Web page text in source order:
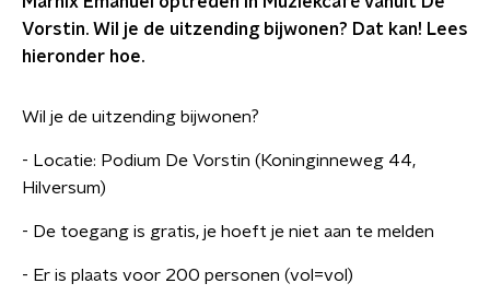
Vorstin. Wil je de uitzending bijwonen? Dat kan! Lees
hieronder hoe.
Wil je de uitzending bijwonen?
- Locatie: Podium De Vorstin (Koninginneweg 44,
Hilversum)
- De toegang is gratis, je hoeft je niet aan te melden
- Er is plaats voor 200 personen (vol=vol)